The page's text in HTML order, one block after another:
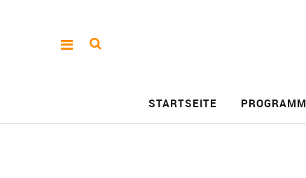
STARTSEITE
PROGRAMM